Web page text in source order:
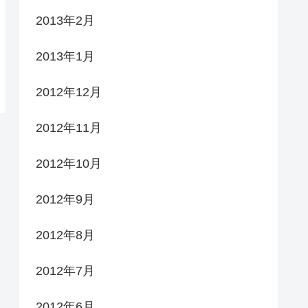
2013年2月
2013年1月
2012年12月
2012年11月
2012年10月
2012年9月
2012年8月
2012年7月